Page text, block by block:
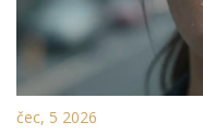
čec, 5 2026